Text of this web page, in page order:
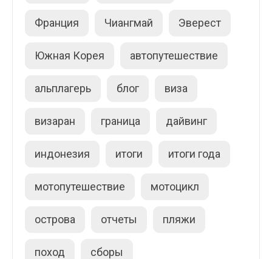
Франция Чиангмай Эверест
Южная Корея автопутешествие
альплагерь блог виза
визаран граница дайвинг
индонезия итоги итоги года
мотопутешествие мотоцикл
острова отчеты пляжи
поход сборы